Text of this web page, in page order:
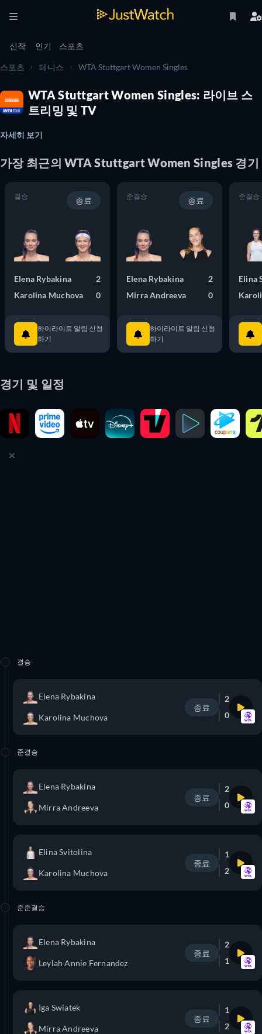
신작 인기 스포츠
스포츠 테니스 WTA Stuttgart Women Singles
WTA Stuttgart Women Singles: 라이브 스
트리밍 및 TV
자세히 보기
가장 최근의WTA Stuttgart Women Singles 경기
결승 종료
Elena Rybakina
2
Karolina Muchova
0
하이라이트 알림 신청
하기
준결승 종료
Elena Rybakina
2
Mirra Andreeva
0
하이라이트 알림 신청
하기
준결승
Elina
경기 및 일정
결승
Elena Rybakina
Karolina Muchova
종료
2
0
준결승
Elena Rybakina
Mirra Andreeva
종료
2
0
Elina Svitolina
Karolina Muchova
종료
1
2
준준결승
Elena Rybakina
Leylah Annie Fernandez
종료
2
1
Iga Swiatek
Mirra Andreeva
종료
1
2